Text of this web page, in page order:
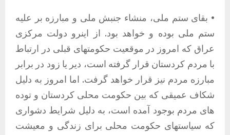
• بقای ستم ملی، منشاء جنبش ملی و مبارزه بر علیه
ستم ملی بوده و خواهد بود. از اینرو دولت مرکزی
عراق که امروز در موقعیت حکومتهای قبلی در ارتباط
با مردم کردستان قرار گرفته است، دیر یا زود در برابر
مبارزه مردم نیز قرار خواهد گرفت. اما امروز به دلیل
شکاف عمیقی که بین حکومت محلی کردستان و توده
های مردم بوجود آمده است، به دلیل شرایط دشواری
که سیاستهای حکومت محلی برای زندگی و معیشت